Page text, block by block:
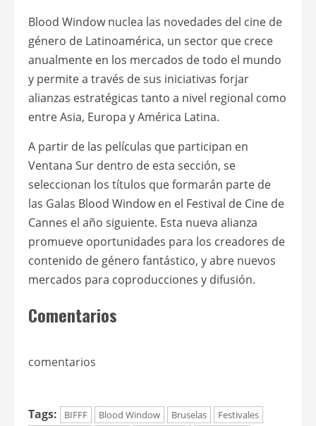
Blood Window nuclea las novedades del cine de
género de Latinoamérica, un sector que crece
anualmente en los mercados de todo el mundo
y permite a través de sus iniciativas forjar
alianzas estratégicas tanto a nivel regional como
entre Asia, Europa y América Latina.
A partir de las películas que participan en
Ventana Sur dentro de esta sección, se
seleccionan los títulos que formarán parte de
las Galas Blood Window en el Festival de Cine de
Cannes el año siguiente. Esta nueva alianza
promueve oportunidades para los creadores de
contenido de género fantástico, y abre nuevos
mercados para coproducciones y difusión.
Comentarios
comentarios
Tags: BIFFF Blood Window Bruselas
Festivales